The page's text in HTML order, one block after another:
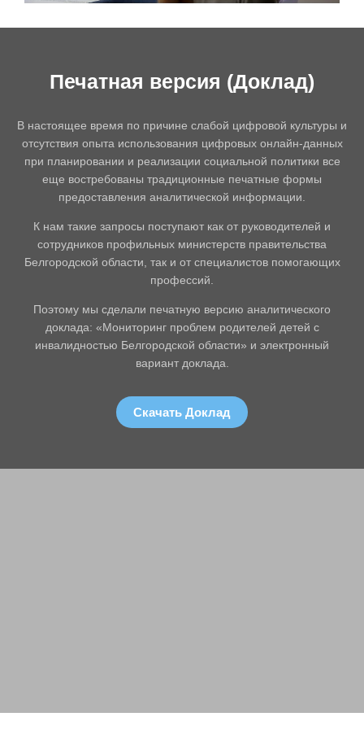
Печатная версия (Доклад)
В настоящее время по причине слабой цифровой культуры и
отсутствия опыта использования цифровых онлайн-данных
при планировании и реализации социальной политики все
еще востребованы традиционные печатные формы
предоставления аналитической информации.
К нам такие запросы поступают как от руководителей и
сотрудников профильных министерств правительства
Белгородской области, так и от специалистов помогающих
профессий.
Поэтому мы сделали печатную версию аналитического
доклада: «Мониторинг проблем родителей детей с
инвалидностью Белгородской области» и электронный
вариант доклада.
Скачать Доклад